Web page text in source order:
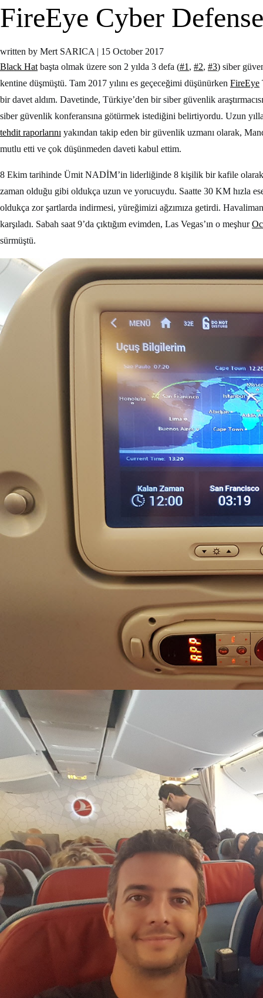
FireEye Cyber
written by Mert SARICA | 15 October 2017
Black Hat başta olmak üzere son 2 yılda 3 defa (#1 , #2, #3) siber
kentine düşmüştü. Tam 2017 yılını es geçeceğimi düşünürken FireEye
bir davet aldım. Davetinde, Türkiye’den bir siber güvenlik
siber güvenlik konferansına götürmek istediğini belirtiyordu. Uzun
tehdit raporlarını yakından takip eden bir güvenlik uzmanı olarak,
mutlu etti ve çok düşünmeden daveti kabul ettim.
8 Ekim tarihinde Ümit NADİM’in liderliğinde 8 kişilik bir kafile olarak
zaman olduğu gibi oldukça uzun ve yorucuydu. Saatte 30 KM hızla
oldukça zor şartlarda indirmesi, yüreğimizi ağzımıza getirdi.
karşıladı. Sabah saat 9’da çıktığım evimden, Las Vegas’ın o meşhur
sürmüştü.